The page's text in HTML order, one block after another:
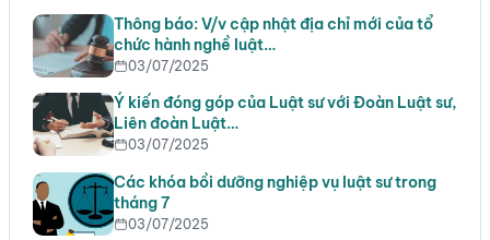
Thông báo: V/v cập nhật địa chỉ mới của tổ
chức hành nghề luật…
03/07/2025
Ý kiến đóng góp của Luật sư với Đoàn Luật sư,
Liên đoàn Luật…
03/07/2025
Các khóa bồi dưỡng nghiệp vụ luật sư trong
tháng 7
03/07/2025